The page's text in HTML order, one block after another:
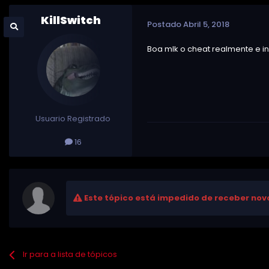
KillSwitch
Usuario Registrado
16
PostadoAbril 5, 2018
Boa mlk o cheat realmente e
Este tópico está impedido de receber
Ir para a lista de tópicos